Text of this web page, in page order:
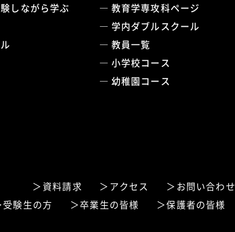
しながら学ぶ
教育学専攻科ページ
学内ダブルスクール
教員一覧
小学校コース
幼稚園コース
資料請求 アクセス お問い合わせ
受験生の方
卒業生の皆様 保護者の皆様